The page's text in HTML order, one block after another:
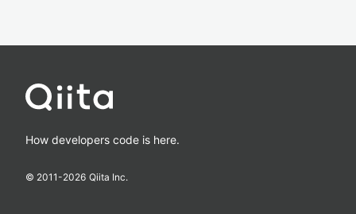
How developers code is here.
© 2011-2026 Qiita Inc.